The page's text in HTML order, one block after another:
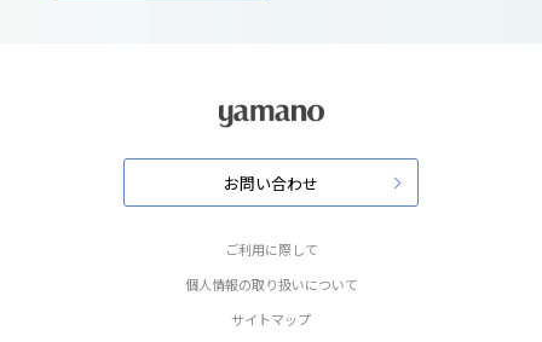
お問い合わせ
ご利用に際して
個人情報の取り扱いについて
サイトマップ